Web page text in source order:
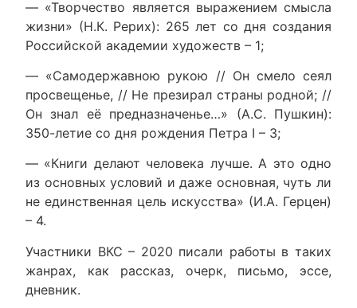
— «Творчество является выражением смысла
жизни» (Н.К. Рерих): 265 лет со дня создания
Российской академии художеств – 1;
— «Самодержавною рукою // Он смело сеял
просвещенье, // Не презирал страны родной; //
Он знал её предназначенье…» (А.С. Пушкин):
350-летие со дня рождения Петра I – 3;
— «Книги делают человека лучше. А это одно
из основных условий и даже основная, чуть ли
не единственная цель искусства» (И.А. Герцен)
– 4.
Участники ВКС – 2020 писали работы в таких
жанрах, как рассказ, очерк, письмо, эссе,
дневник.